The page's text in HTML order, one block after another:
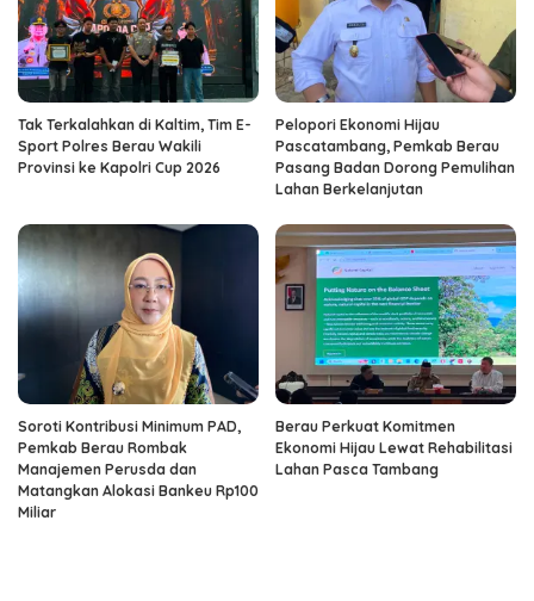
Tak Terkalahkan di Kaltim, Tim E-
Sport Polres Berau Wakili
Provinsi ke Kapolri Cup 2026
Pelopori Ekonomi Hijau
Pascatambang, Pemkab Berau
Pasang Badan Dorong Pemulihan
Lahan Berkelanjutan
Soroti Kontribusi Minimum PAD,
Pemkab Berau Rombak
Manajemen Perusda dan
Matangkan Alokasi Bankeu Rp100
Miliar
Berau Perkuat Komitmen
Ekonomi Hijau Lewat Rehabilitasi
Lahan Pasca Tambang